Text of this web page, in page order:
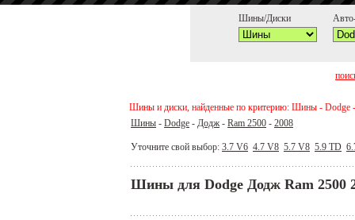
Шины/Диски
Шины и диски, найденные по критерию: Шины - Dodge
Шины - Dodge - Додж- Ram 2500 - 2008
Уточните свой выбор: 3.7 V6 4.7 V8 5.7 V8 5.9 TD
Шины для Dodge Додж Ram 2500